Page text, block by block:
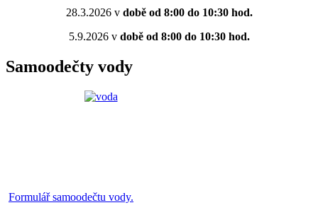
28.3.2026 vdobě od 8:00 do 10:30 hod.
5.9.2026 vdobě od 8:00 do 10:30 hod.
Samoodečty vody
Formulář samoodečtu vody.